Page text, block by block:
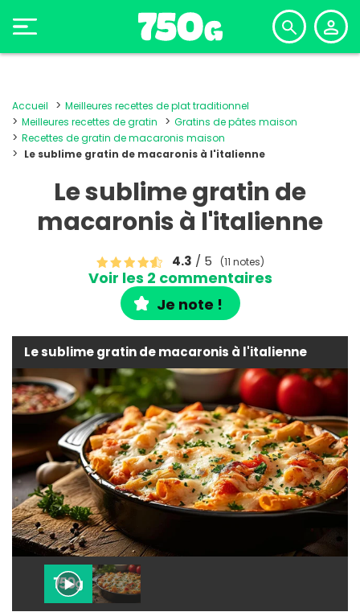
Accueil
Meilleures recettes de plat traditionnel
Meilleures recettes de gratin
Gratins de pâtes maison
Recettes de gratin de macaronis maison
Le sublime gratin de macaronis à l'italienne
Le sublime gratin de
macaronis à l'italienne
4.3 / 5 (11 notes)
Voir les 2 commentaires
Je note !
Le sublime gratin de macaronis à l'italienne